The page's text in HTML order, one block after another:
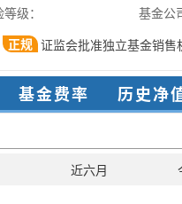
级：
基金公
正规 证监会批准独立基金销售
基金费率 历史净
近六月